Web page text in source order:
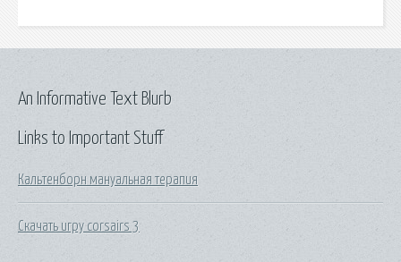
Links to Important Stuff
Кальтенборн мануальная терапия
Скачать игру corsairs 3
An Informative Text Blurb